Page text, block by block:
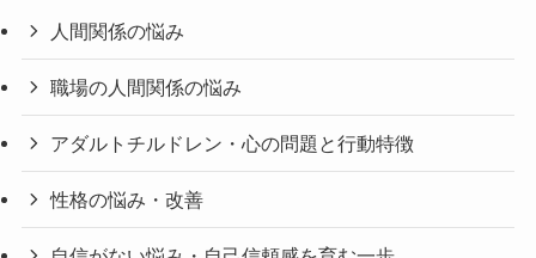
人間関係の悩み
職場の人間関係の悩み
アダルトチルドレン・心の問題と行動特徴
性格の悩み・改善